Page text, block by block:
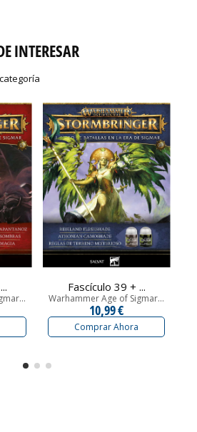
INTERESAR
Fascículo 39 + ...
Warhammer Age of Sigmar...
10,99 €
Comprar Ahora